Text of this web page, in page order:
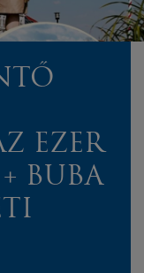
EZER
BUBA